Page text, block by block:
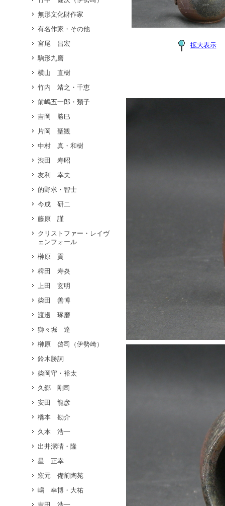
無形文化財作家
有名作家・その他
宮尾 昌宏
駒形九磨
横山 直樹
竹内 靖之・千恵
前嶋五一郎・類子
吉岡 勝巳
片岡 聖観
中村 真・和樹
渋田 寿昭
友利 幸夫
的野求・智士
今成 研二
藤原 謹
クリストファー・レイヴ
ェンフォール
榊原 貢
稗田 寿炎
上田 玄明
柴田 善博
渡邊 琢磨
獅々堀 達
榊原 啓司（伊勢崎）
鈴木勝詞
柴岡守・裕太
久郷 剛司
安田 龍彦
橋本 勘介
久本 浩一
出井潔晴・隆
星 正幸
窯元 備前陶苑
嶋 幸博・大祐
拡大表示